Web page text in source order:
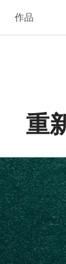
作品
重